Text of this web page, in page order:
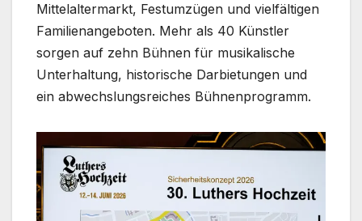
Mittelaltermarkt, Festumzügen und vielfältigen
Familienangeboten. Mehr als 40 Künstler
sorgen auf zehn Bühnen für musikalische
Unterhaltung, historische Darbietungen und
ein abwechslungsreiches Bühnenprogramm.